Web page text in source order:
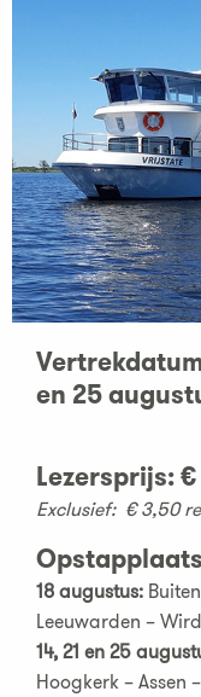
en 25
Lezersprijs:
Exclusief: € 3,50
18 augustus:
Leeuwarden –
14, 21 en 25
Hoogkerk – Assen